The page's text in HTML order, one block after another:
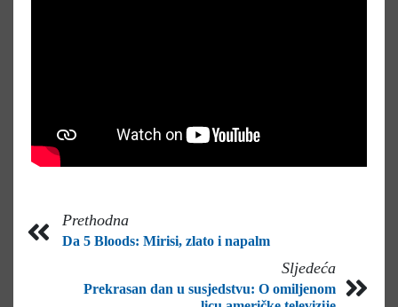
Prethodna
Da 5 Bloods: Mirisi, zlato i napalm
Sljedeća
Prekrasan dan u susjedstvu: O omiljenom